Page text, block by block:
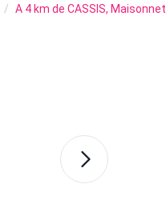
A 4 km de CASSIS,